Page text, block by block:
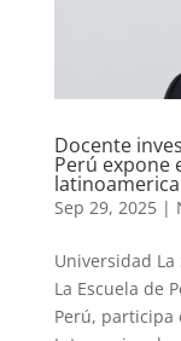
Docente
Perú expone
Sep 29, 2025|
Universidad
La Escuela de
Perú, participa